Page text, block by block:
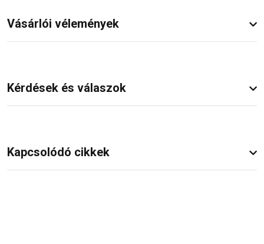
Vásárlói vélemények
Kérdések és válaszok
Kapcsolódó cikkek